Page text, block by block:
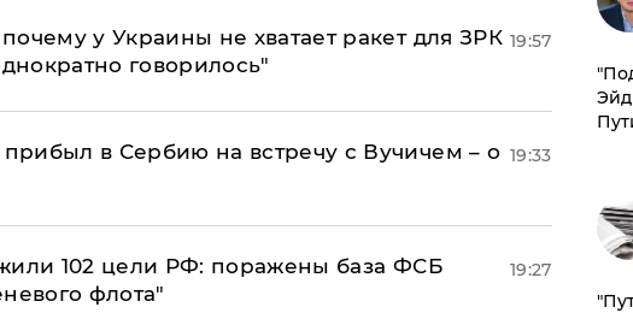
у Украины не хватает ракет для ЗРК
говорилось"
19:57
в Сербию на встречу с Вучичем – о 19:33
102 цели РФ: поражены база ФСБ
флота"
19:27